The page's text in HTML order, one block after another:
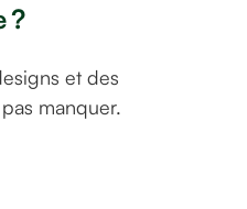
?
et des
manquer.